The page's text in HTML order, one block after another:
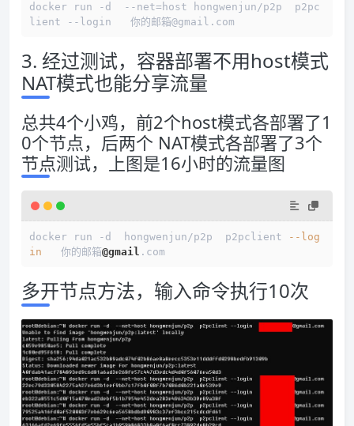
docker run -d  --net=host hongwenjun/p2p  p2pc
3. 经过测试，容器部署不用host模式
NAT模式也能分享流量
总共4个小鸡，前2个host模式各部署了1
0个节点，后两个 NAT模式各部署了3个
节点测试，上图是16小时的流量图
docker run -d  hongwenjun/p2p  p2pclient
--log
in
   你的邮箱
@gmail
多开节点方法，输入命令执行10次